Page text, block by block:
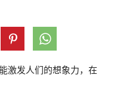
激发人们的想象力，在